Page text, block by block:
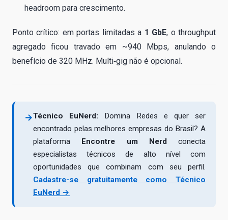
headroom para crescimento.
Ponto crítico: em portas limitadas a 1 GbE, o throughput
agregado ficou travado em ~940 Mbps, anulando o
benefício de 320 MHz. Multi‑gig não é opcional.
→Técnico EuNerd: Domina Redes e quer ser
encontrado pelas melhores empresas do Brasil? A
plataforma Encontre um Nerdconecta
especialistas técnicos de alto nível com
oportunidades que combinam com seu perfil.
Cadastre-se gratuitamente como Técnico
EuNerd →